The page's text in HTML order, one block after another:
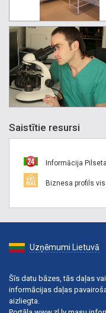
Saistītie resursi
Informācija
Biznesa profils
Uzņēmumi Lietuvā
Šīs datu bāzes, tās daļas
informācijas daļas
aizliegta.